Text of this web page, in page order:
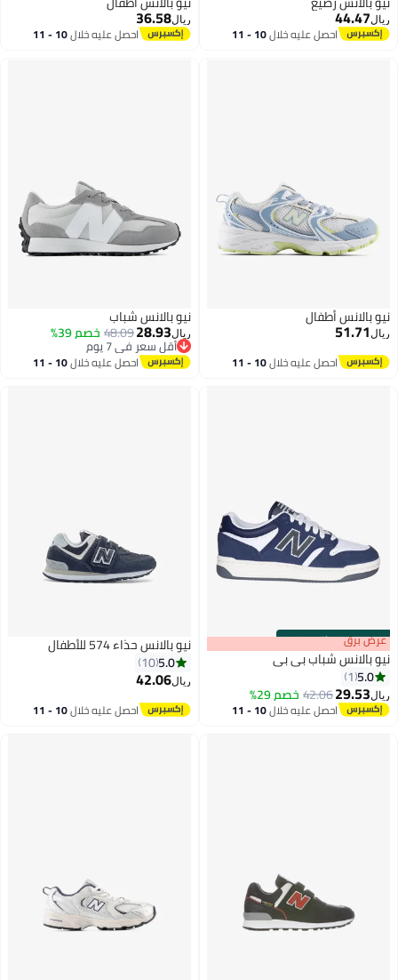
ريال44.47
احصل عليه خلال 10 - 11
ريال36.58
احصل عليه خلال 10 - 11
نيو بالانس أطفال
ريال51.71
احصل عليه خلال 10 - 11
نيو بالانس شباب
ريال28.93
48.09خصم 39%
أقل سعر في 7 يوم
أقل سعر في 7 يوماحصل عليه خلال 10 - 11
00m:00s
·باقي 100% عرض برق
نيو بالانس شباب بي بي
5.0
1
ريال29.53
42.06خصم 29%
احصل عليه خلال 10 - 11
نيو بالانس حذاء 574 للأطفال
5.0
10
ريال42.06
احصل عليه خلال 10 - 11